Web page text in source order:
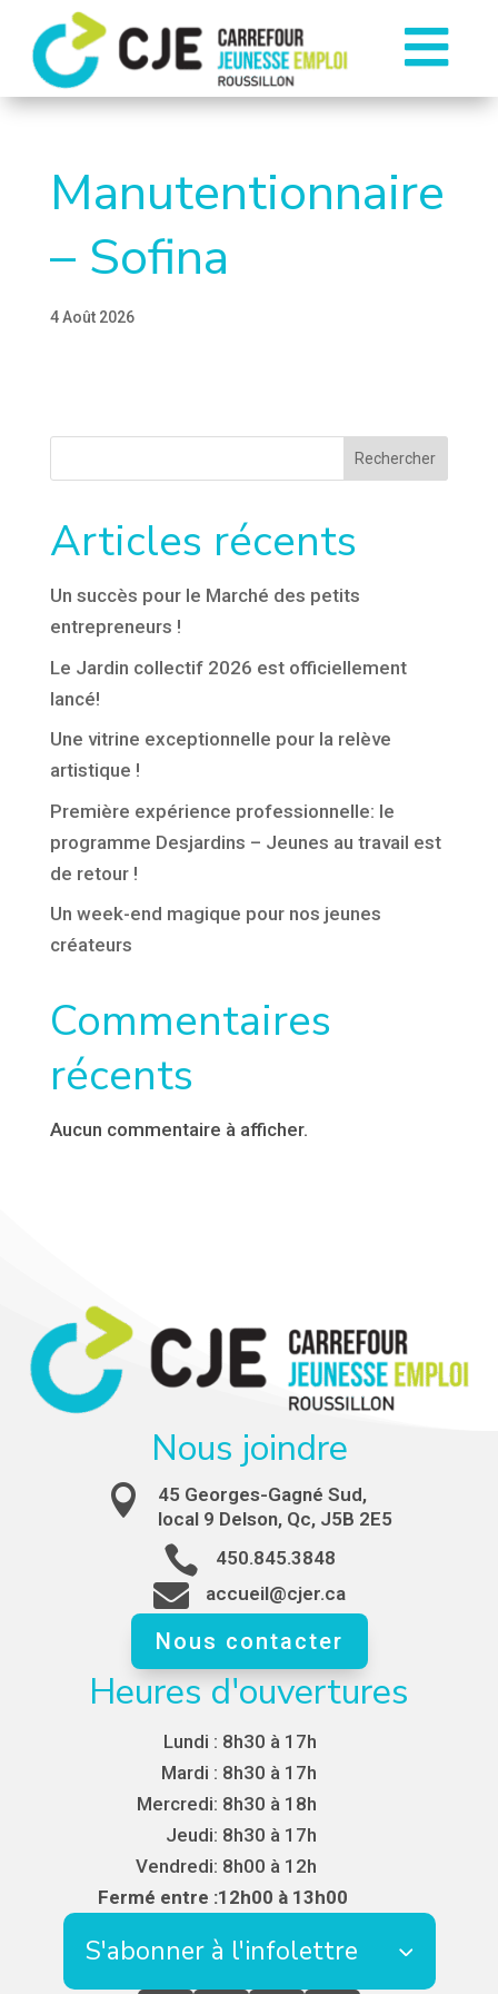

Manutentionnaire
– Sofina
4 Août 2026
Rechercher
Articles récents
Un succès pour le Marché des petits
entrepreneurs !
Le Jardin collectif 2026 est officiellement
lancé!
Une vitrine exceptionnelle pour la relève
artistique !
Première expérience professionnelle: le
programme Desjardins – Jeunes au travail est
de retour !
Un week-end magique pour nos jeunes
créateurs
Commentaires
récents
Aucun commentaire à afficher.
Nous joindre

45 Georges-Gagné Sud,
local 9 Delson, Qc, J5B 2E5
 450.845.3848
 accueil@cjer.ca
Nous contacter
Heures d'ouvertures
Lundi : 8h30 à 17h
Mardi : 8h30 à 17h
Mercredi: 8h30 à 18h
Jeudi: 8h30 à 17h
Vendredi: 8h00 à 12h
Fermé entre :12h00 à 13h00
S'abonner à l'infolettre